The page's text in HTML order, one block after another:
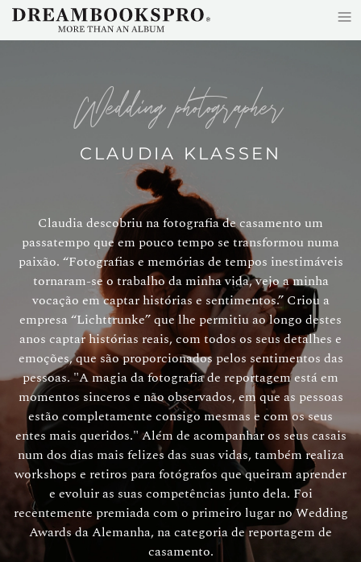
Skip to main content
wedding photographer
CLAUDIA KLASSEN
Claudia descobriu na fotografia de casamento um
passatempo que em pouco tempo se transformou numa
paixão. “Fotografias e memórias de tempos inestimáveis
tornaram-se o trabalho da minha vida, vejo a minha
vocação em captar histórias e sentimentos.” Criou a
empresa “Lichttrunke” que lhe permitiu ao longo destes
anos captar histórias reais, com todos os seus detalhes e
emoções, que são proporcionados pelos sentimentos das
pessoas. "A magia da fotografia de reportagem está em
momentos sinceros e não observados, em que as pessoas
estão completamente consigo mesmas e com os seus
entes mais queridos." Além de acompanhar os seus casais
num dos dias mais felizes das suas vidas, também realiza
workshops e retiros para fotógrafos que queiram aprender
e evoluir as suas competências junto dela. Foi
recentemente premiada com o primeiro lugar no Wedding
Awards da Alemanha, na categoria de reportagem de
casamento.
≡